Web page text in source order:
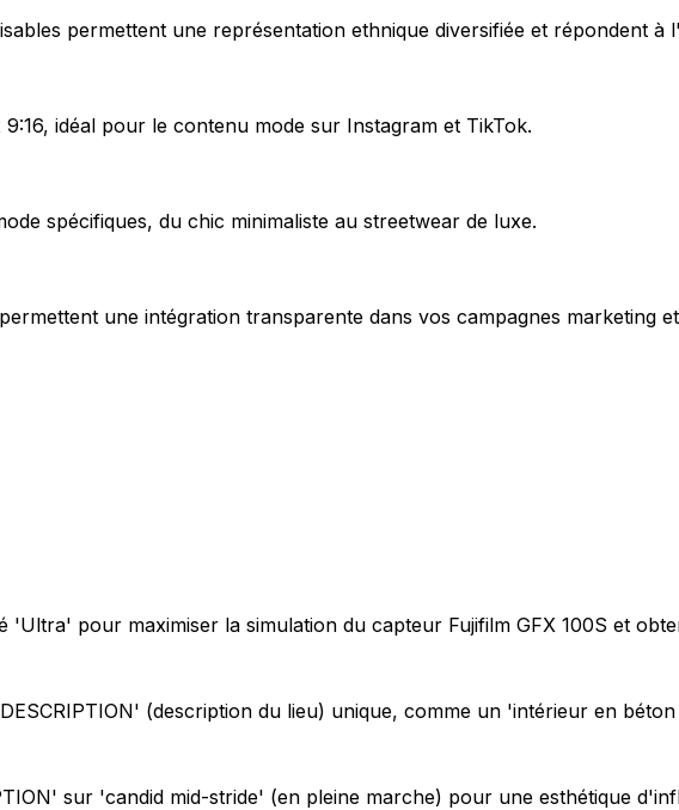
permettent une représentation ethnique diversifiée et répondent à
idéal pour le contenu mode sur Instagram et TikTok.
spécifiques, du chic minimaliste au streetwear de luxe.
une intégration transparente dans vos campagnes marketing
'Ultra' pour maximiser la simulation du capteur Fujifilm GFX 100S et
(description du lieu) unique, comme un 'intérieur en
sur 'candid mid-stride' (en pleine marche) pour une esthétique